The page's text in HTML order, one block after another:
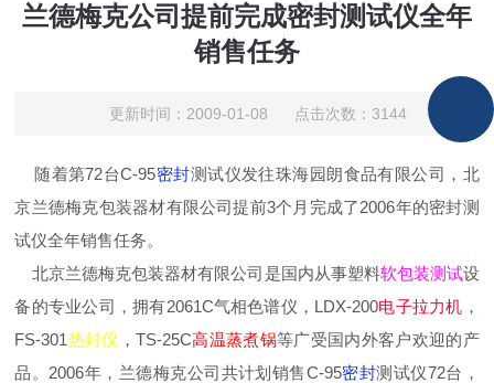
兰德梅克公司提前完成密封测试仪全年
销售任务
更新时间：2009-01-08 点击次数：3144
随着第72台C-95密封测试仪发往珠海园朗食品有限公司，北
京兰德梅克包装器材有限公司提前3个月完成了2006年的密封测
试仪全年销售任务。
北京兰德梅克包装器材有限公司是国内从事塑料软包装测试设
备的专业公司，拥有2061C气相色谱仪，LDX-200电子拉力机 ，
FS-301热封仪 ，TS-25C高温蒸煮锅等广受国内外客户欢迎的产
品。2006年，兰德梅克公司共计划销售C-95密封测试仪72台，